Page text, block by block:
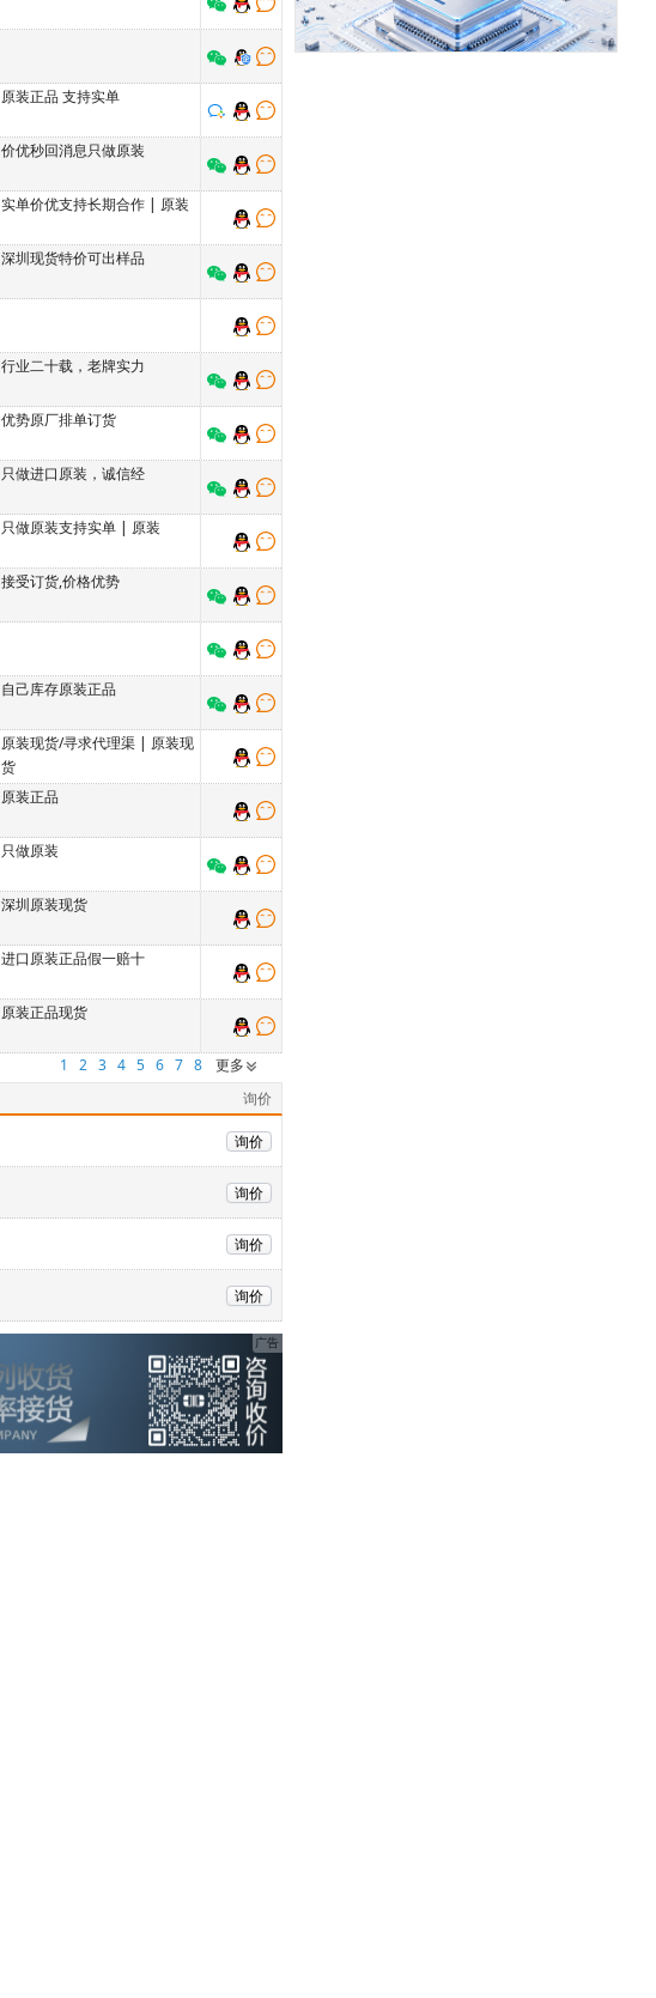
原装正品 支持实单
价优秒回消息只做原装
实单价优支持长期合作 | 原装
深圳现货特价可出样品
行业二十载，老牌实力
优势原厂排单订货
只做进口原装，诚信经
只做原装支持实单 | 原装
接受订货,价格优势
自己库存原装正品
原装现货/寻求代理渠 | 原装现
货
原装正品
只做原装
深圳原装现货
进口原装正品假一赔十
原装正品现货
1 2 3 4 5 6 7 8
更多
询价
询价
询价
询价
询价